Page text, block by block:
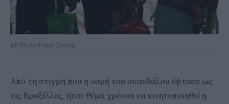
AP Photo/Franc Zhurda
Από τη στιγμή που η οσμή του σκανδάλου έφτασε ως
τις Βρυξέλλες, ήταν θέμα χρόνου να κινητοποιηθεί η